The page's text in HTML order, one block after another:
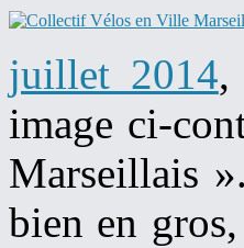
juillet 2014,
image ci-
Marseillais
bien en